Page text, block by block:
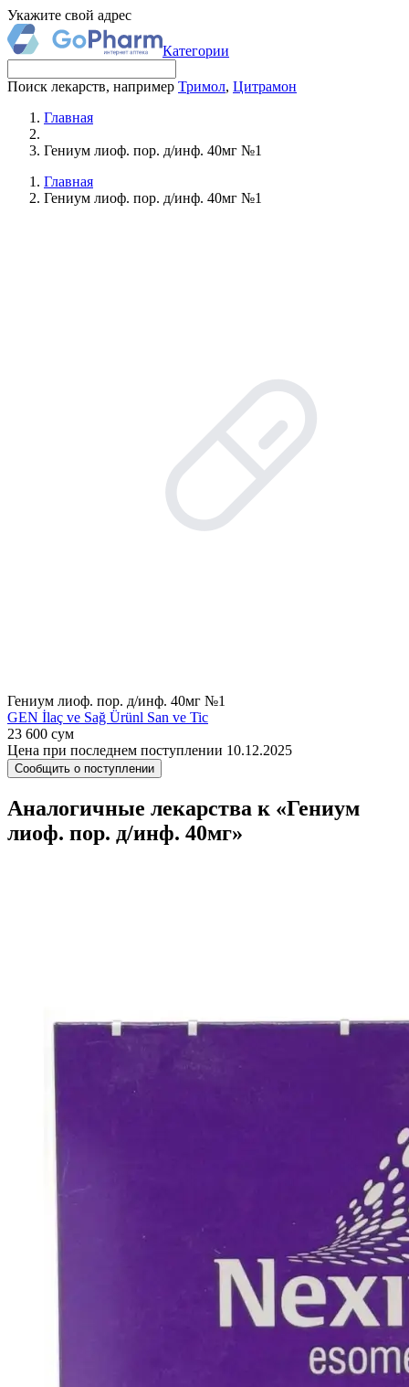
Укажите свой адрес
Категории
Поиск лекарств, например Тримол, Цитрамон
Главная
Гениум лиоф. пор. д/инф. 40мг №1
Главная
Гениум лиоф. пор. д/инф. 40мг №1
Гениум лиоф. пор. д/инф. 40мг №1
GEN İlaç ve Sağ Ürünl San ve Tic
23 600 сум
Цена при последнем поступлении 10.12.2025
Сообщить о поступлении
Аналогичные лекарства к «Гениум
лиоф. пор. д/инф. 40мг»